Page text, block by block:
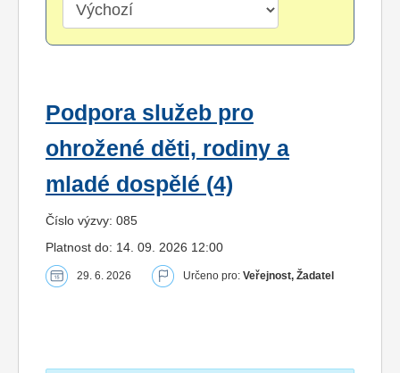
Podpora služeb pro
ohrožené děti, rodiny a
mladé dospělé (4)
Číslo výzvy: 085
Platnost do: 14. 09. 2026 12:00
29. 6. 2026 Určeno pro: Veřejnost, Žadatel